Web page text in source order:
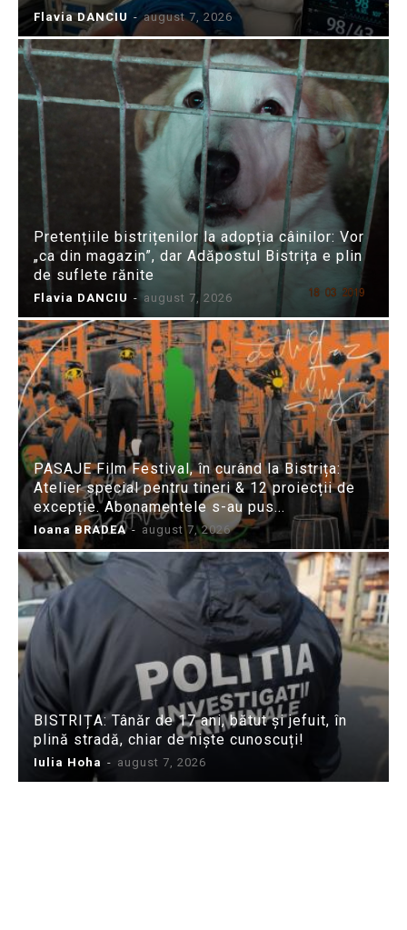
Flavia DANCIU - august 7, 2026
Pretențiile bistrițenilor la adopția câinilor: Vor
„ca din magazin”, dar Adăpostul Bistrița e plin
de suflete rănite
Flavia DANCIU - august 7, 2026
PASAJE Film Festival, în curând la Bistrița:
Atelier special pentru tineri & 12 proiecții de
excepție. Abonamentele s-au pus...
Ioana BRADEA - august 7, 2026
BISTRIȚA: Tânăr de 17 ani, bătut și jefuit, în
plină stradă, chiar de niște cunoscuți!
Iulia Hoha - august 7, 2026